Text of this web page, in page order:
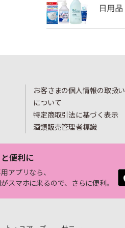
お客さまの個人情報の取扱い
について
特定商取引法に基づく表示
酒類販売管理者標識
便利に
アプリなら、
スマホに来るので、さらに便利。